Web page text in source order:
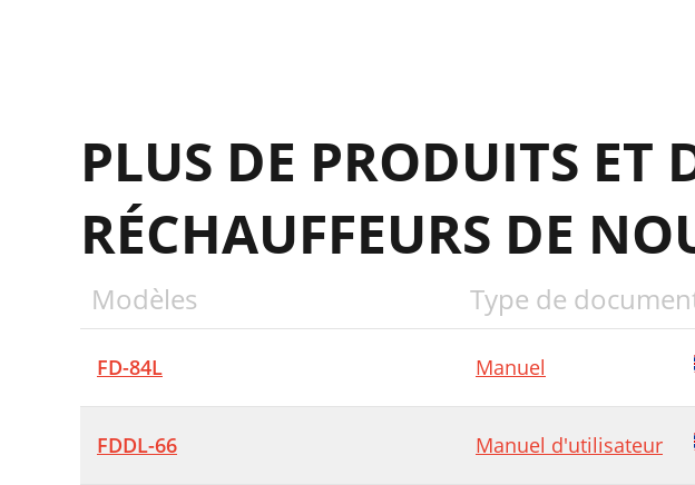
PLUS DE PRODUITS ET
RÉCHAUFFEURS DE
Modèles Type de
FD-84L Manuel
FDDL-66 Manuel d'utilisateur